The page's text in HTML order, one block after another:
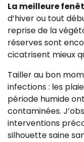
La meilleure
d’hiver ou tout
reprise de la
réserves sont
cicatrisent mieux
Tailler au bon
infections : les
période humide
contaminées.
interventions
silhouette saine